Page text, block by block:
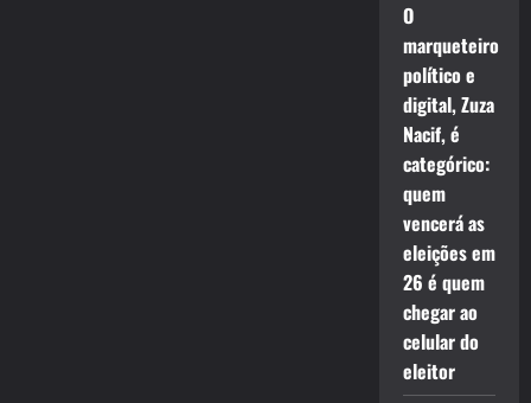
O
marqueteiro
político e
digital, Zuza
Nacif, é
categórico:
quem
vencerá as
eleições em
26 é quem
chegar ao
celular do
eleitor